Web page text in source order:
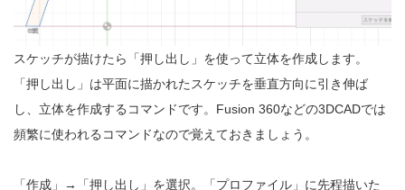
スケッチが描けたら「押し出し」を使って立体を作成します。
「押し出し」は平面に描かれたスケッチを垂直方向に引き伸ば
し、立体を作成するコマンドです。Fusion 360などの3DCADでは
頻繁に使われるコマンドなので覚えておきましょう。
「作成」→「押し出し」を選択。「プロファイル」に先程描いた